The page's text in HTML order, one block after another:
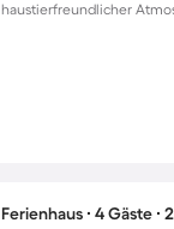
haustierfreundlicher
Ferienhaus ∙ 4 Gäste ∙